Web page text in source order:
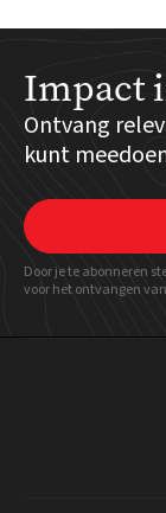
Impact
Ontvang
kunt
Door je te abonneren
voor het ontvangen